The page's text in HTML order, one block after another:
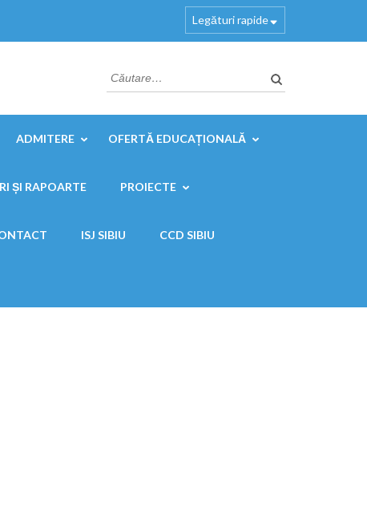
Legături rapide
Caută
după:
ADMITERE OFERTĂ EDUCAȚIONALĂ
ȘI RAPOARTE PROIECTE
ISJ SIBIU CCD SIBIU